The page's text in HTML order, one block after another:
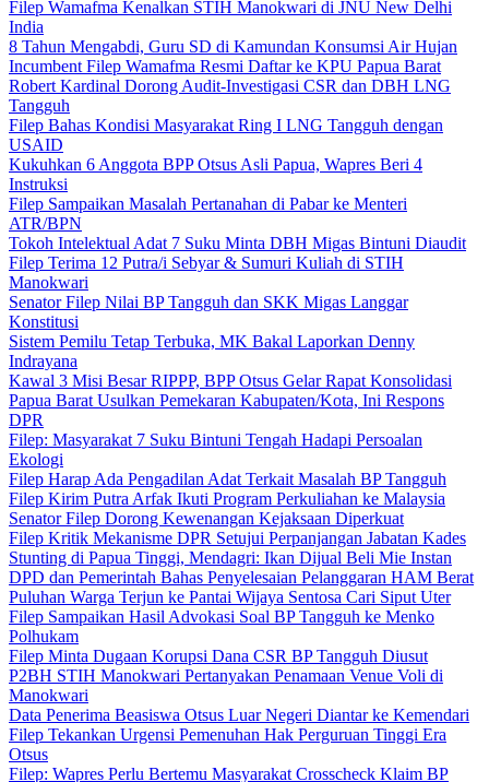
Filep Wamafma Kenalkan STIH Manokwari di JNU New Delhi
India
8 Tahun Mengabdi, Guru SD di Kamundan Konsumsi Air Hujan
Incumbent Filep Wamafma Resmi Daftar ke KPU Papua Barat
Robert Kardinal Dorong Audit-Investigasi CSR dan DBH LNG
Tangguh
Filep Bahas Kondisi Masyarakat Ring I LNG Tangguh dengan
USAID
Kukuhkan 6 Anggota BPP Otsus Asli Papua, Wapres Beri 4
Instruksi
Filep Sampaikan Masalah Pertanahan di Pabar ke Menteri
ATR/BPN
Tokoh Intelektual Adat 7 Suku Minta DBH Migas Bintuni Diaudit
Filep Terima 12 Putra/i Sebyar & Sumuri Kuliah di STIH
Manokwari
Senator Filep Nilai BP Tangguh dan SKK Migas Langgar
Konstitusi
Sistem Pemilu Tetap Terbuka, MK Bakal Laporkan Denny
Indrayana
Kawal 3 Misi Besar RIPPP, BPP Otsus Gelar Rapat Konsolidasi
Papua Barat Usulkan Pemekaran Kabupaten/Kota, Ini Respons
DPR
Filep: Masyarakat 7 Suku Bintuni Tengah Hadapi Persoalan
Ekologi
Filep Harap Ada Pengadilan Adat Terkait Masalah BP Tangguh
Filep Kirim Putra Arfak Ikuti Program Perkuliahan ke Malaysia
Senator Filep Dorong Kewenangan Kejaksaan Diperkuat
Filep Kritik Mekanisme DPR Setujui Perpanjangan Jabatan Kades
Stunting di Papua Tinggi, Mendagri: Ikan Dijual Beli Mie Instan
DPD dan Pemerintah Bahas Penyelesaian Pelanggaran HAM Berat
Puluhan Warga Terjun ke Pantai Wijaya Sentosa Cari Siput Uter
Filep Sampaikan Hasil Advokasi Soal BP Tangguh ke Menko
Polhukam
Filep Minta Dugaan Korupsi Dana CSR BP Tangguh Diusut
P2BH STIH Manokwari Pertanyakan Penamaan Venue Voli di
Manokwari
Data Penerima Beasiswa Otsus Luar Negeri Diantar ke Kemendari
Filep Tekankan Urgensi Pemenuhan Hak Perguruan Tinggi Era
Otsus
Filep: Wapres Perlu Bertemu Masyarakat Crosscheck Klaim BP